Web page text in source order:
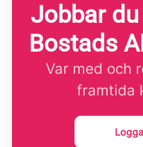
Jobbar
Bostads
Var med och
framtida